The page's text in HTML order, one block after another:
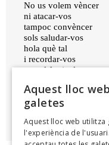
No us volem vèncer
ni atacar-vos
tampoc convèncer
sols saludar-vos
hola què tal
i recordar-vos
que el festival
Sense
Aquest lloc
galetes
Aquest lloc web
l'experiència de